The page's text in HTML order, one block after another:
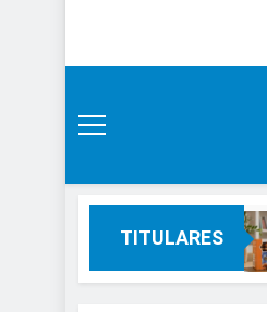
TITULARES